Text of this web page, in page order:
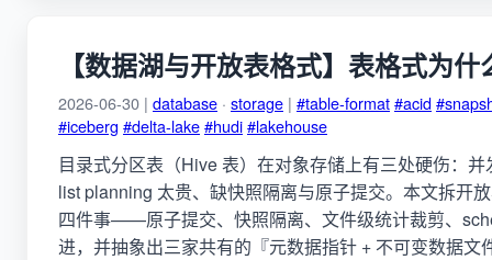
【数据湖与开放表格式】表格式为什
2026-06-30 | database · storage | #table-format#acid
#iceberg #delta-lake#hudi#lakehouse
目录式分区表（Hive 表）在对象存储上有三处硬伤：
list planning 太贵、缺快照隔离与原子提交。本文拆开
四件事——原子提交、快照隔离、文件级统计裁剪、
进，并抽象出三家共有的『元数据指针 + 不可变数据文